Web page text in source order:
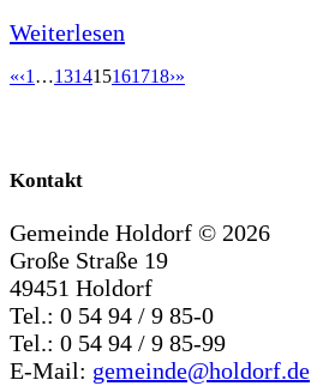
Weiterlesen
«‹1 …131415161718›»
Kontakt
Gemeinde Holdorf © 2026
Große Straße 19
49451 Holdorf
Tel.: 0 54 94 / 9 85-0
Tel.: 0 54 94 / 9 85-99
E-Mail: gemeinde@holdorf.de